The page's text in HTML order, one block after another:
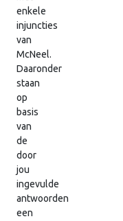
enkele
injuncties
van
McNeel.
Daaronder
staan
op
basis
van
de
door
jou
ingevulde
antwoorden
een